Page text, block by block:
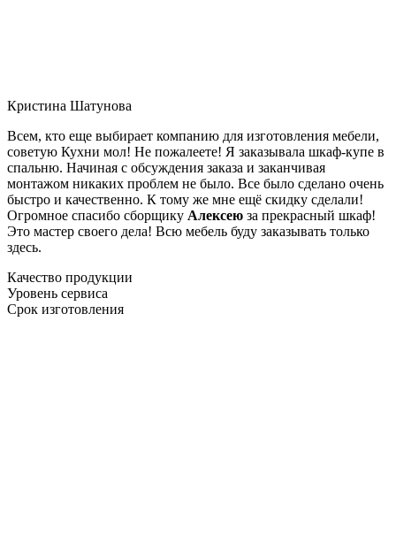
Кристина Шатунова
Всем, кто еще выбирает компанию для изготовления мебели,
советую Кухни мол! Не пожалеете! Я заказывала шкаф-купе в
спальню. Начиная с обсуждения заказа и заканчивая
монтажом никаких проблем не было. Все было сделано очень
быстро и качественно. К тому же мне ещё скидку сделали!
Огромное спасибо сборщику Алексею за прекрасный шкаф!
Это мастер своего дела! Всю мебель буду заказывать только
здесь.
Качество продукции
Уровень сервиса
Срок изготовления